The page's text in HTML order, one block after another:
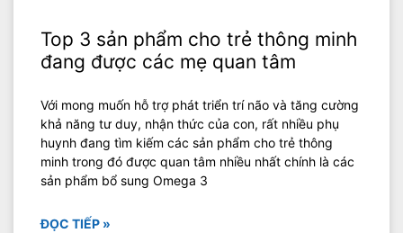
Top 3 sản phẩm cho trẻ thông minh
đang được các mẹ quan tâm
Với mong muốn hỗ trợ phát triển trí não và tăng cường
khả năng tư duy, nhận thức của con, rất nhiều phụ
huynh đang tìm kiếm các sản phẩm cho trẻ thông
minh trong đó được quan tâm nhiều nhất chính là các
sản phẩm bổ sung Omega 3
ĐỌC TIẾP »